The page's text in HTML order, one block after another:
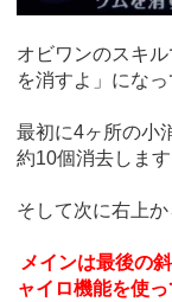
オビワンのスキ
を消すよ」にな
最初に4ヶ所の小
約10個消去します
そして次に右上
メインは最後の
ャイロ機能を使